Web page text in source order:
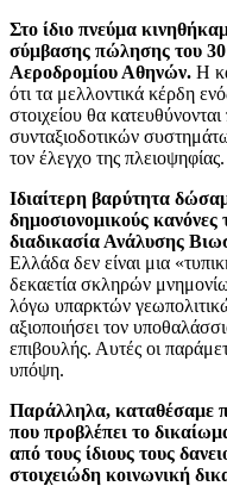
Στο ίδιο πνεύμα
σύμβασης πώλησης του
Αεροδρομίου Αθηνών. Η
ότι τα μελλοντικά κέρδη
στοιχείου θα
συνταξιοδοτικών
τον έλεγχο της πλειοψηφίας.
Ιδιαίτερη βαρύτητα
δημοσιονομικούς
διαδικασία Ανάλυσης
Ελλάδα δεν είναι μια
δεκαετία σκληρών
λόγω υπαρκτών
αξιοποιήσει τον
επιβουλής. Αυτές οι
υπόψη.
Παράλληλα, καταθέσαμε
που προβλέπει το
από τους ίδιους τους
στοιχειώδη κοινωνική